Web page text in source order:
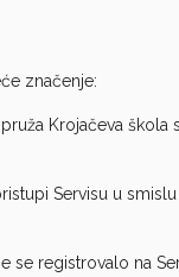
značenje:
Krojačeva
Servisu u
se registrovalo na